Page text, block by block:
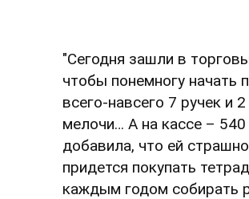
"Сегодня зашли в
чтобы понемногу начать
всего-навсего 7 ручек и
мелочи… А на кассе – 540
добавила, что ей
придется покупать
каждым годом собирать